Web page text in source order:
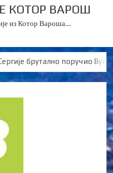
КОТОР ВАРОШ
из Котор Вароша…
брутално поручио